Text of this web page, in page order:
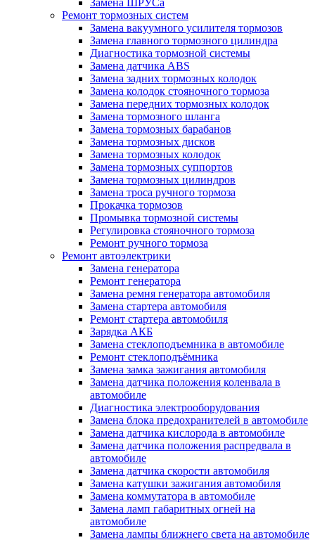
Замена ШРУСа
Ремонт тормозных систем
Замена вакуумного усилителя тормозов
Замена главного тормозного цилиндра
Диагностика тормозной системы
Замена датчика ABS
Замена задних тормозных колодок
Замена колодок стояночного тормоза
Замена передних тормозных колодок
Замена тормозного шланга
Замена тормозных барабанов
Замена тормозных дисков
Замена тормозных колодок
Замена тормозных суппортов
Замена тормозных цилиндров
Замена троса ручного тормоза
Прокачка тормозов
Промывка тормозной системы
Регулировка стояночного тормоза
Ремонт ручного тормоза
Ремонт автоэлектрики
Замена генератора
Ремонт генератора
Замена ремня генератора автомобиля
Замена стартера автомобиля
Ремонт стартера автомобиля
Зарядка АКБ
Замена стеклоподъемника в автомобиле
Ремонт стеклоподъёмника
Замена замка зажигания автомобиля
Замена датчика положения коленвала в
автомобиле
Диагностика электрооборудования
Замена блока предохранителей в автомобиле
Замена датчика кислорода в автомобиле
Замена датчика положения распредвала в
автомобиле
Замена датчика скорости автомобиля
Замена катушки зажигания автомобиля
Замена коммутатора в автомобиле
Замена ламп габаритных огней на
автомобиле
Замена лампы ближнего света на автомобиле